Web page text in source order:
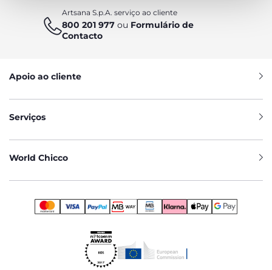
Artsana S.p.A. serviço ao cliente
800 201 977 ou Formulário de
Contacto
Apoio ao cliente
Serviços
World Chicco